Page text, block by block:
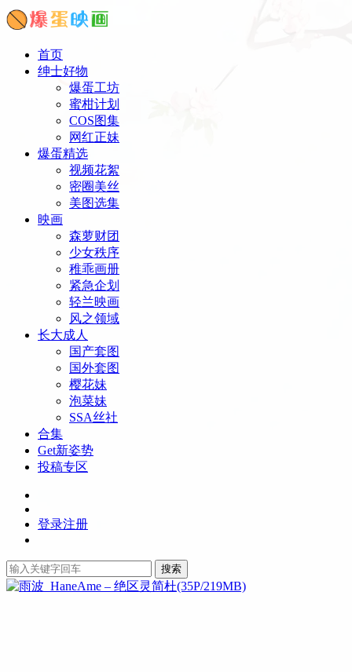
首页
绅士好物
爆蛋工坊
蜜柑计划
COS图集
网红正妹
爆蛋精选
视频花絮
密圈美丝
美图选集
映画
森萝财团
少女秩序
稚乖画册
紧急企划
轻兰映画
风之领域
长大成人
国产套图
国外套图
樱花妹
泡菜妹
SSA丝社
合集
Get新姿势
投稿专区
登录注册
搜索